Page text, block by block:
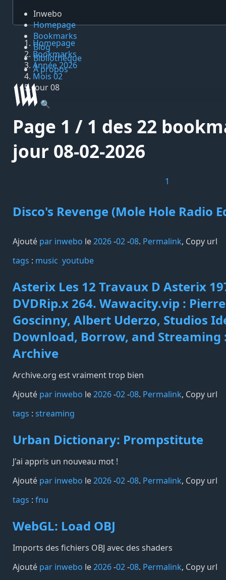
Inwebo
Homepage
Bookmarks
Blog
Bibliothèque
À propos
🔍
Homepage
Bookmarks
Année 2026
Mois 02
Jour 08
Page 1 / 1 des 22
jour 08-02-2026
1
Disco's Revenge (Mole Hole Radio
Ajouté par inwebo le2026-02-08. Permalink, Copy url
tags️ : music youtube
Asterix Les 12 Travaux D Asterix
DVDRip.x 264. Wawacity.vip :
Goscinny, Albert Uderzo, Studios
Download, Borrow, and
Archive
Archive.org est vraiment trop bien
Ajouté par inwebo le2026-02-08. Permalink, Copy url
tags️ : streaming
Urban Dictionary: Prompstitute
J'ai appris un nouveau mot !
Ajouté par inwebo le2026-02-08. Permalink, Copy url
tags️ : fnu
WebGL: Load OBJ
Imports des fichiers OBJ avec des shaders
Ajouté par inwebo le2026-02-08. Permalink, Copy url